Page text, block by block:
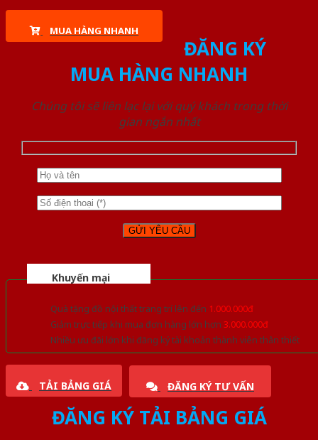
MUA HÀNG NHANH
ĐĂNG KÝ
MUA HÀNG NHANH
Chúng tôi sẽ liên lạc lại với quý khách trong thời
gian ngắn nhất
Khuyến mại
Quà tặng đồ nội thất trang trí lên đến 1.000.000đ
Giảm trực tiếp khi mua đơn hàng lớn hơn 3.000.000đ
Nhiều ưu đãi lớn khi đăng ký tài khoản thành viên thân thiết
TẢI BẢNG GIÁ ĐĂNG KÝ TƯ VẤN
ĐĂNG KÝ TẢI BẢNG GIÁ